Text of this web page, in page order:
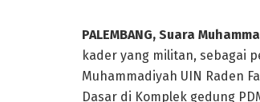
PALEMBANG, Suara
kader yang militan, sebagai
Muhammadiyah UIN Raden
Dasar di Komplek gedung